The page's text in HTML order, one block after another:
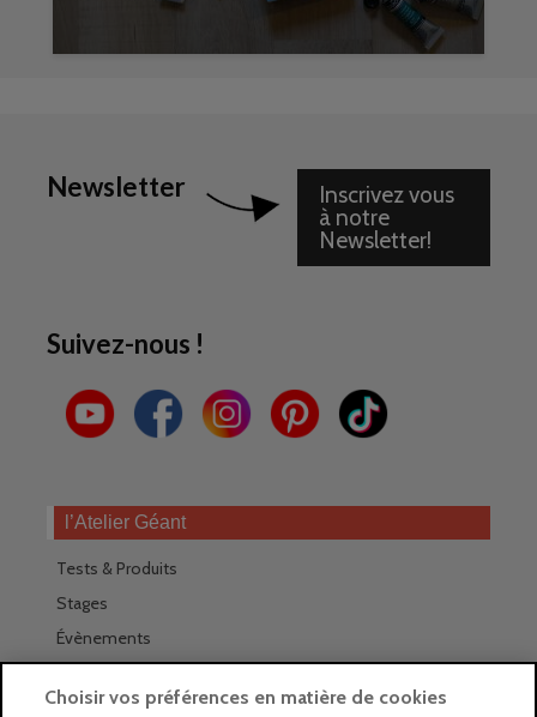
Newsletter
Inscrivez vous
à notre
Newsletter!
Suivez-nous !
l’Atelier Géant
Tests & Produits
Stages
Évènements
Choisir vos préférences en matière de cookies